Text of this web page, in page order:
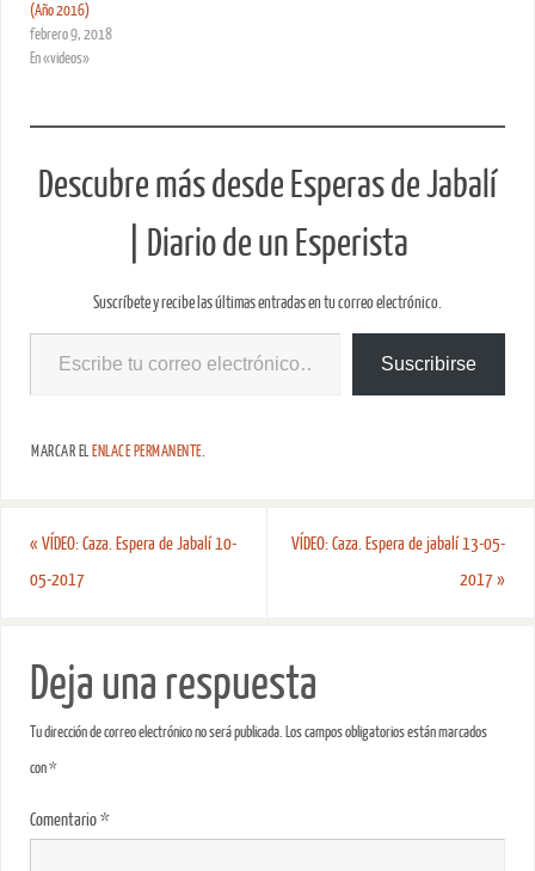
(Año 2016)
febrero 9, 2018
En «videos»
Descubre más desde Esperas de Jabalí
| Diario de un Esperista
Suscríbete y recibe las últimas entradas en tu correo electrónico.
Suscribirse
MARCAR EL ENLACE PERMANENTE.
« VÍDEO: Caza. Espera de Jabalí 10-
05-2017
VÍDEO: Caza. Espera de jabalí 13-05-
2017»
Deja una respuesta
Tu dirección de correo electrónico no será publicada. Los campos obligatorios están marcados
con*
Comentario*